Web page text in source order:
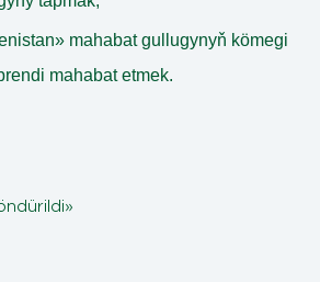
mahabat gullugynyň kömegi
mahabat etmek.